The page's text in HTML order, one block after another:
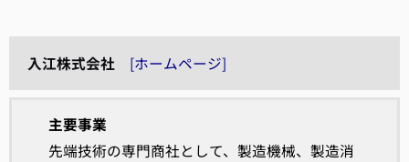
入江株式会社 [ホームページ]
主要事業
先端技術の専門商社として、製造機械、製造消